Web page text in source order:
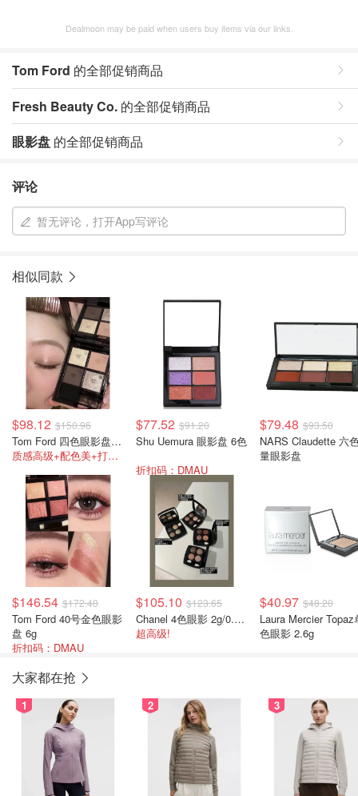
Dealmoon may be paid when users buy items via our links.
Tom Ford 的全部促销商品
Fresh Beauty Co. 的全部促销商品
眼影盘 的全部促销商品
评论
暂无评论，打开App写评论
相似同款
$98.12 $150.96
Tom Ford 四色眼影盘 10g
质感高级+配色美+打折 找不到不入手的理由
$77.52 $91.20
Shu Uemura 眼影盘 6色
折扣码：DMAU
$79.48 $93.50
NARS Claudette 六
量眼影盘
$146.54 $172.40
Tom Ford 40号金色眼影
盘 6g
折扣码：DMAU
$105.10 $123.65
Chanel 4色眼影 2g/0.07oz
超高级!
$40.97 $48.20
Laura Mercier Topaz
色眼影 2.6g
大家都在抢
1 2 3